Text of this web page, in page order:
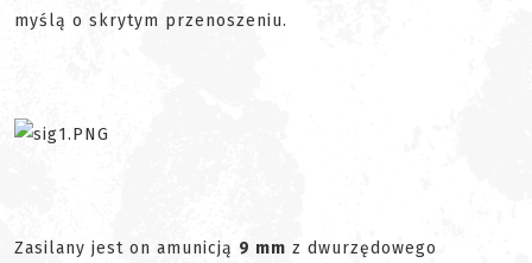
myślą o skrytym przenoszeniu.
Zasilany jest on amunicją 9 mm z dwurzędowego